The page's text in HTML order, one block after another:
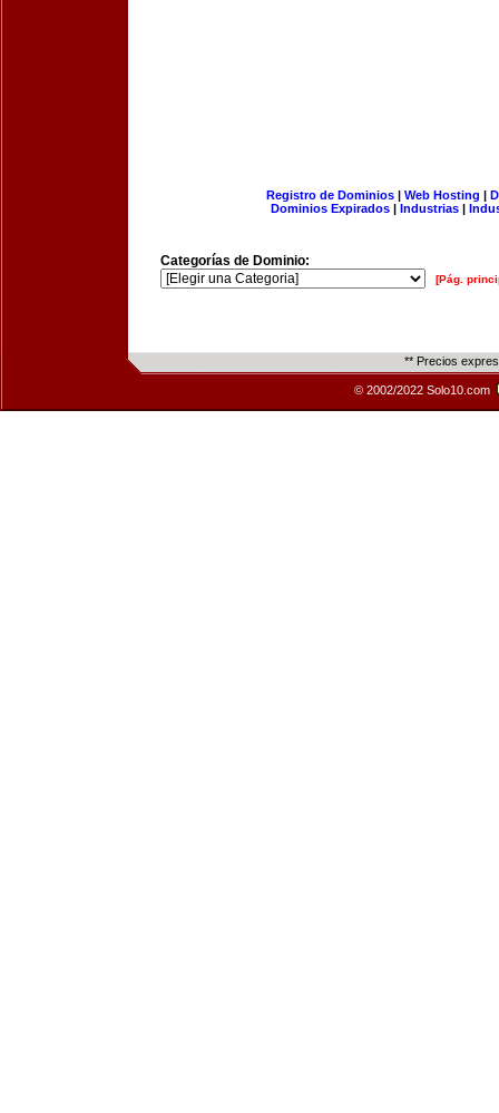
Registro de Dominios| Web Hosting |
Dominios Expirados | Industrias |
Categorías de Dominio:
[Pág.
** Precios
© 2002/2022 Solo10.com